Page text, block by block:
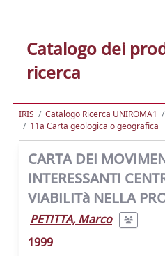
Catalogo dei
ricerca
IRIS Catalogo Ricerca UNIROMA1
11a Carta geologica o geografica
CARTA DEI
INTERESSANTI
VIABILITà NELLA
PETITTA, Marco
1999